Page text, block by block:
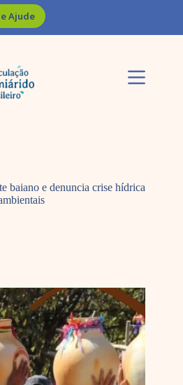
Ajude
baiano e denuncia crise hídrica